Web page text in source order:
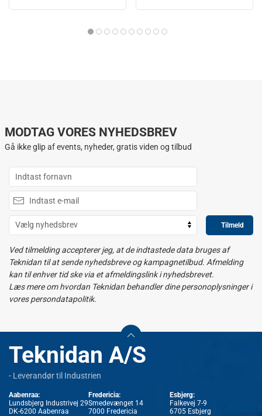
MODTAG VORES NYHEDSBREV
Gå ikke glip af events, nyheder, gratis viden og tilbud
Tilmeld
Ved tilmelding accepterer jeg, at de indtastede data bruges af
Teknidan til at sende nyhedsbreve og kampagnetilbud. Afmelding
kan til enhver tid ske via et afmeldingslink i nyhedsbrevet.
Læs mere om hvordan Teknidan behandler dine personoplysninger i
vores persondatapolitik.
Teknidan A/S
- Leverandør til Industrien
Aabenraa:
Lundsbjerg Industrivej 29
DK-6200 Aabenraa
Fredericia:
Smedevænget 14
7000 Fredericia
Esbjerg:
Falkevej 7-9
6705 Esbjerg